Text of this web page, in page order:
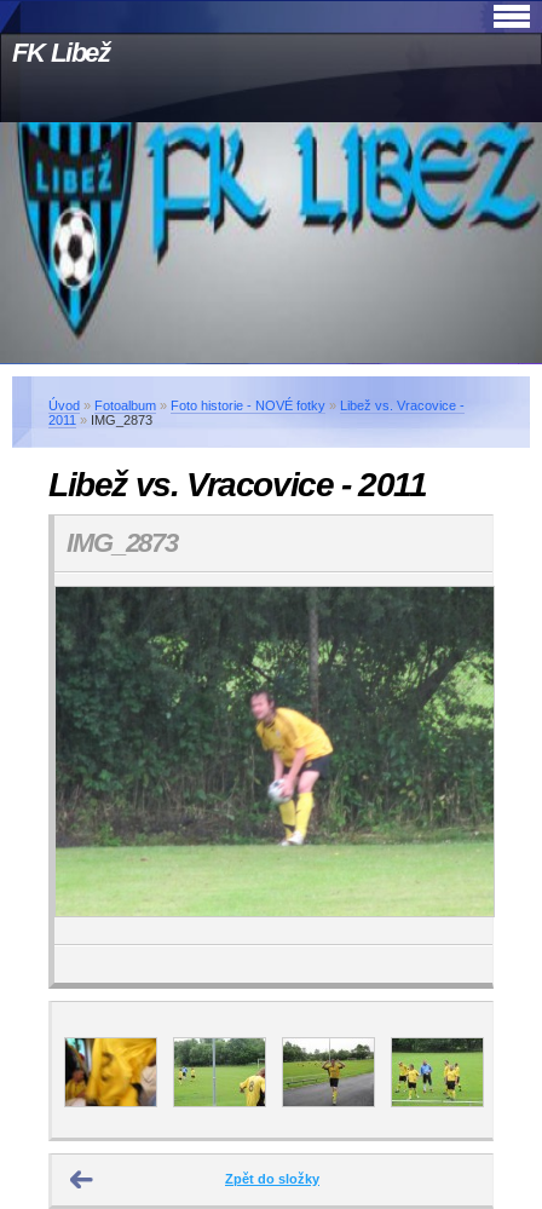
FK Libež
Úvod » Fotoalbum » Foto historie - NOVÉ fotky » Libež vs. Vracovice -
2011 » IMG_2873
Libež vs. Vracovice - 2011
IMG_2873
Zpět do složky